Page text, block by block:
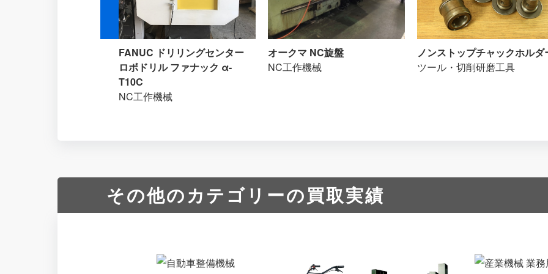
FANUC ドリリングセンター
ロボドリル ファナック α-
T10C
NC工作機械
オークマ NC旋盤
NC工作機械
ノンストップチャックホルダ
ツール・切削研磨工具
その他のカテゴリーの買取実績